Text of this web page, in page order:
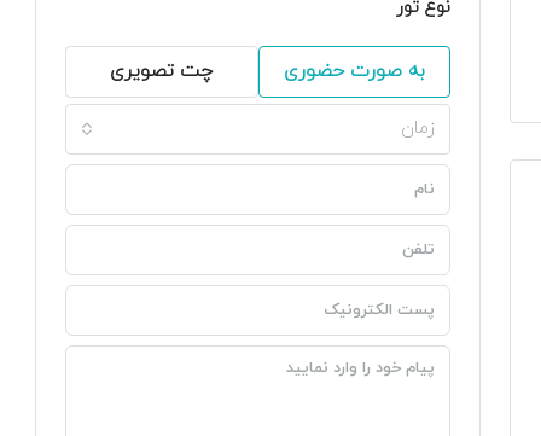
نوع تور
به صورت حضوری چت تصویری
زمان